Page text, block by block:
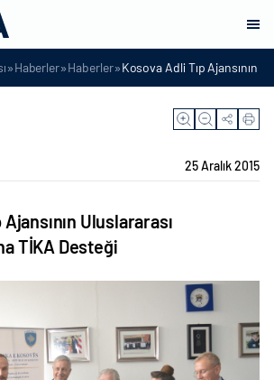
»Haberler»Haberler»Kosova Adli Tıp Ajansının
25 Aralık 2015
Uluslararası
TİKA Desteği